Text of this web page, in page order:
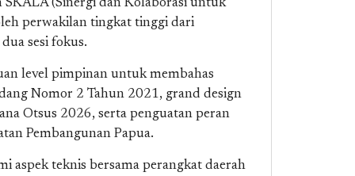
(Sinergi dan Kolaborasi untuk
perwakilan tingkat tinggi dari
sesi fokus.
level pimpinan untuk membahas
Nomor 2 Tahun 2021, grand design
Otsus 2026, serta penguatan peran
Pembangunan Papua.
aspek teknis bersama perangkat daerah